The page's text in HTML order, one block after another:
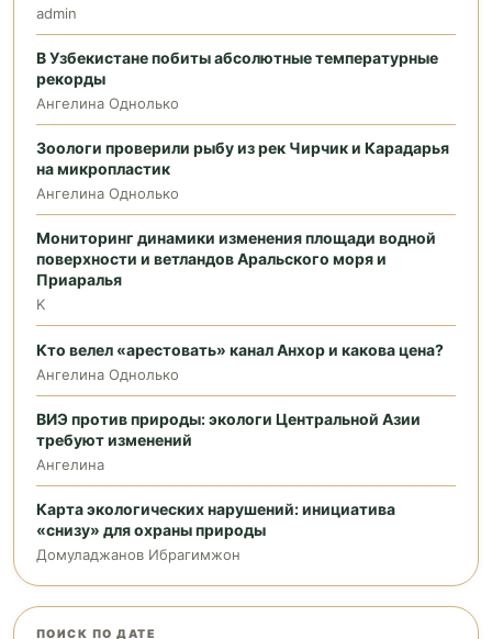
admin
В Узбекистане побиты абсолютные температурные
рекорды
Ангелина Однолько
Зоологи проверили рыбу из рек Чирчик и Карадарья
на микропластик
Ангелина Однолько
Мониторинг динамики изменения площади водной
поверхности и ветландов Аральского моря и
Приаралья
K
Кто велел «арестовать» канал Анхор и какова цена?
Ангелина Однолько
ВИЭ против природы: экологи Центральной Азии
требуют изменений
Ангелина
Карта экологических нарушений: инициатива
«снизу» для охраны природы
Домуладжанов Ибрагимжон
ПОИСК ПО ДАТЕ